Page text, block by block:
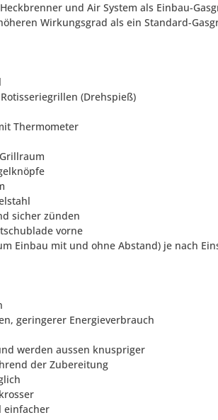
Heckbrenner und Air System als Einbau-
Wirkungsgrad als ein Standard-
(Drehspieß)
Thermometer
sicher zünden
vorne
Einbau mit und ohne Abstand) je nach
geringerer Energieverbrauch
werden aussen knuspriger
der Zubereitung
einfacher